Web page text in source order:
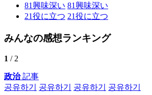
81興味深い 81興味深い
21役に立つ 21役に立つ
みんなの感想ランキング
1 / 2
政治記事
공유하기
공유하기 공유하기 공유하기